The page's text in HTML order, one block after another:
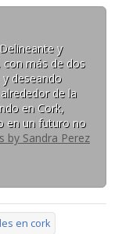
y
con más de dos
deseando
de la
en Cork,
en un futuro no
by Sandra Perez
en cork